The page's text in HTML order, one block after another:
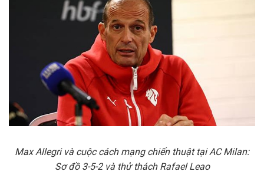
Max Allegri và cuộc cách mạng chiến thuật tại AC Milan:
Sơ đồ 3-5-2 và thử thách Rafael Leao